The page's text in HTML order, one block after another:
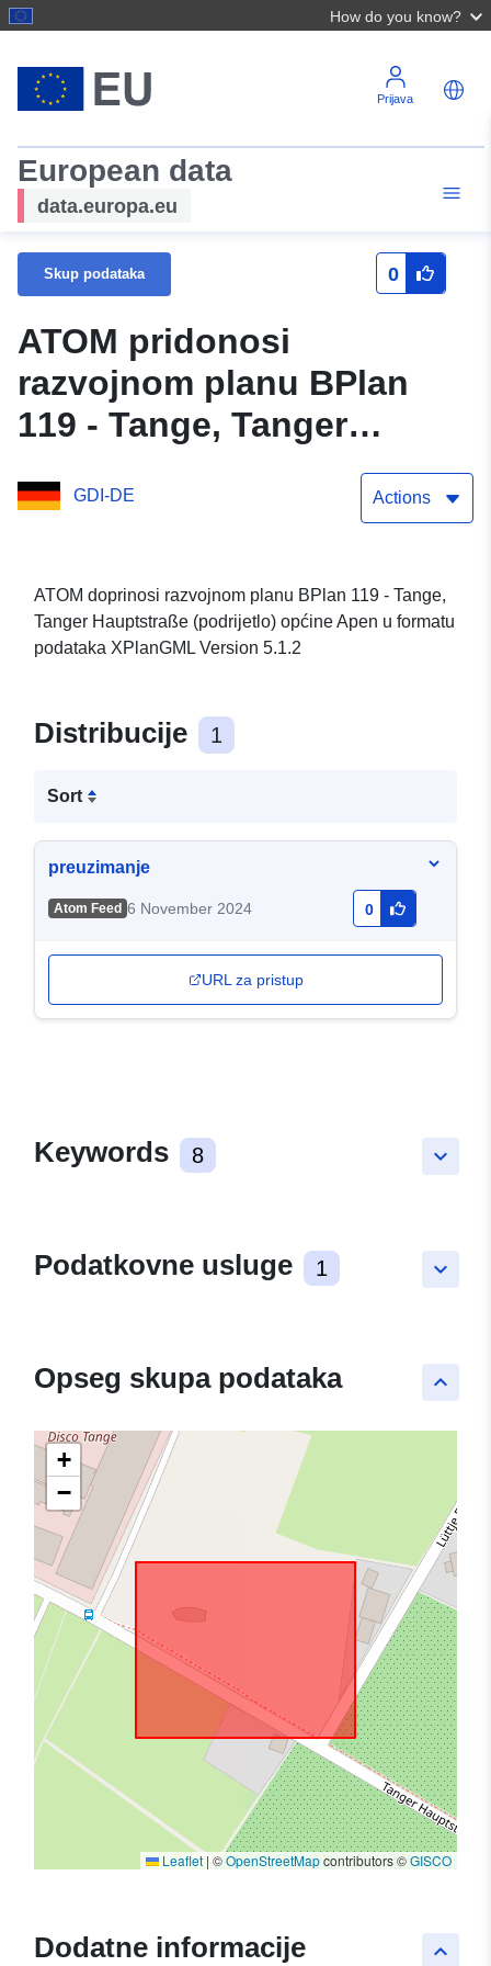
How do you know?
Prijava
European data
data.europa.eu
Skup podataka 0
ATOM pridonosi
razvojnom planu BPlan
119 - Tange, Tanger
Hauptstraße (podrijetlo)
općine Apen
GDI-DE Actions
ATOM doprinosi razvojnom planu BPlan 119 - Tange,
Tanger Hauptstraße (podrijetlo) općine Apen u formatu
podataka XPlanGML Version 5.1.2
Distribucije 1
Sort
preuzimanje
Atom Feed 6 November 2024 0
URL za pristup
keyboard_arrow_down
Keywords 8
keyboard_arrow_down
Podatkovne usluge 1
keyboard_arrow_up
Opseg skupa podataka
+
−
Leaflet | ©OpenStreetMapcontributors ©GISCO
keyboard_arrow_up
Dodatne informacije